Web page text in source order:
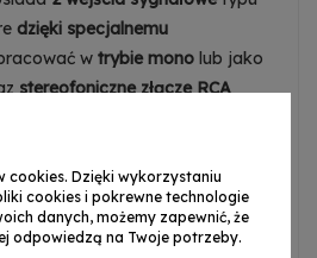
dzięki specjalnemu
w trybie mono lub jako
stereofoniczne złącze RCA
tonów wysokichiniskich, a także
1i2.
cookies. Dzięki wykorzystaniu
cookies i pokrewne technologie
danych, możemy zapewnić, że
odpowiedzą na Twoje potrzeby.